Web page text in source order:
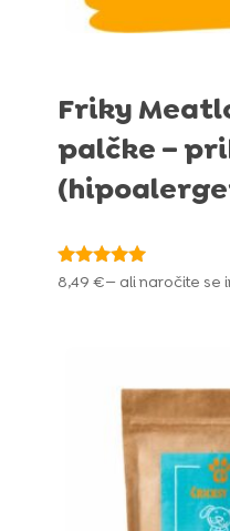
Friky
palčke –
Ocenjeno
8,49 €— ali naročite se